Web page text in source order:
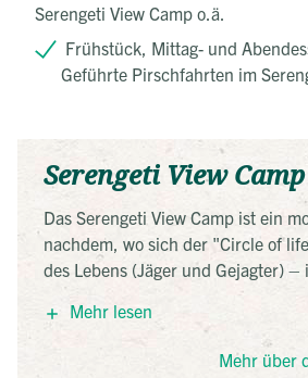
Serengeti View Camp o.ä.
Frühstück, Mittag- und
Geführte Pirschfahrten im
Serengeti View Camp
Das Serengeti View Camp ist ein
nachdem, wo sich der "Circle of
des Lebens (Jäger und Gejagter)
Nationalparks gerade befindet,
das Camp. Im Verlauf des Jahres
spektakulärsten und natürlich am
Mehr lesen
Mehr über